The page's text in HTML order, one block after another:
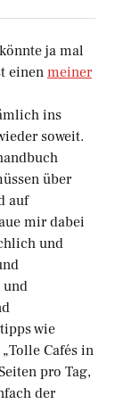
ja mal
einen meiner
ins
soweit.
über
auf
mir dabei
und
und
wie
Cafés in
pro Tag,
der